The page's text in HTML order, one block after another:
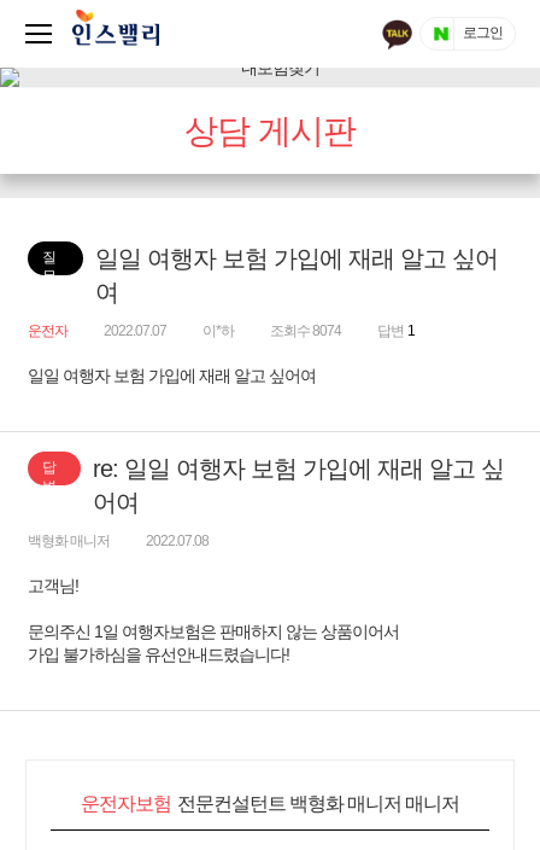
로그인
상담 게시판
질
문
일일 여행자 보험 가입에 재래 알고 싶어
여
운전자 2022.07.07 이*하 조회수 8074 답변 1
일일 여행자 보험 가입에 재래 알고 싶어여
답
변
re: 일일 여행자 보험 가입에 재래 알고 싶
어여
백형화 매니저 2022.07.08
고객님!
문의주신 1일 여행자보험은 판매하지 않는 상품이어서
가입 불가하심을 유선안내드렸습니다!
운전자보험 전문컨설턴트 백형화 매니저 매니저